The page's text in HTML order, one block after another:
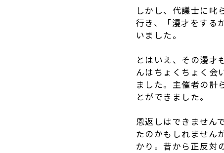
しかし、代議士に叱
行き、「漫才をする
いました。
とはいえ、その漫才
んはちょくちょく会
ました。主催者の計
とができました。
恩返しはできません
たのかもしれません
かり。昔から正反対